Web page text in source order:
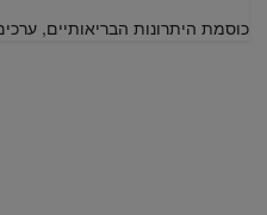
כוסמת היתרונות הבריאותיים,